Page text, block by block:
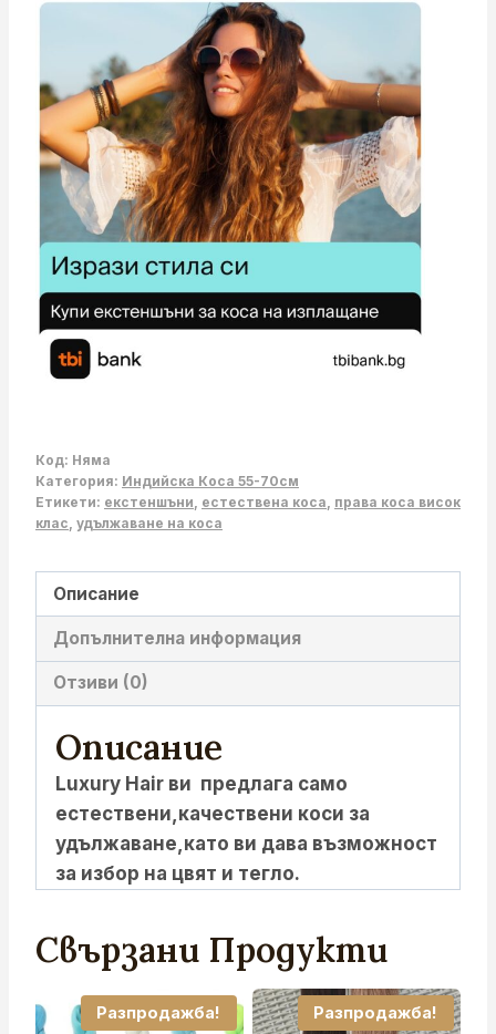
55см
Код: Няма
Категория: Индийска Коса 55-70см
Етикети: екстеншъни естествена коса права коса висок
клас удължаване на коса
Описание
Допълнителна информация
Отзиви (0)
Описание
Luxury Hair ви предлага само
естествени,качествени коси за
удължаване,като ви дава възможност
за избор на цвят и тегло.
Свързани Продукти
Разпродажба! Разпродажба!